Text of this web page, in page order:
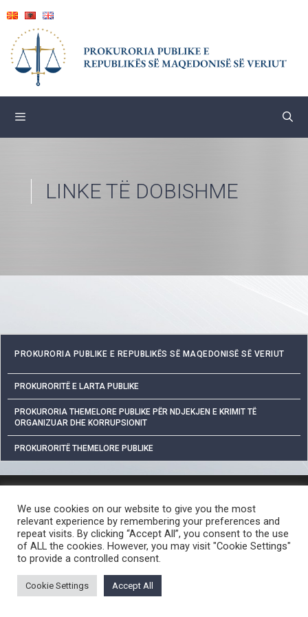
content
LINKE TË DOBISHME
PROKURORIA PUBLIKE E REPUBLIKËS SË MAQEDONISË SË VERIUT
PROKURORITË E LARTA PUBLIKE
PROKURORIA THEMELORE PUBLIKE PËR NDJEKJEN E KRIMIT TË
ORGANIZUAR DHE KORRUPSIONIT
PROKURORITË THEMELORE PUBLIKE
QASJA E LIRË NË INFORMATAT ME KARAKTER PUBLIK
PROCEDURA PËR RAPORTIMIN E VEPRAVE PENALE
LINKE TË DOBISHME
Developed by Unet • Supported by the OSCE Mission to Skopje
We use cookies on our website to give you the most
relevant experience by remembering your preferences and
repeat visits. By clicking “Accept All”, you consent to the use
of ALL the cookies. However, you may visit "Cookie Settings"
to provide a controlled consent.
Cookie Settings Accept All